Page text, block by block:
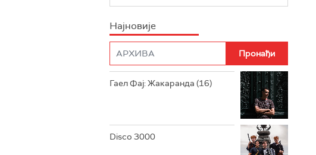
РАДИО РОКЕНРОЛЕР
РАДИО ЏУБОКС
РАДИО ВРТЕШКА
РАДИО ЏЕЗЕР
ИНФО
Најновије
Гаел Фај: Жакаранда (16)
Disco 3000